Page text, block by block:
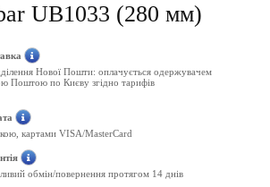
UB1033 (280 мм)
Нової Пошти: оплачується одержувачем
Поштою по Києву згідно тарифів
картами VISA/MasterCard
обмін/повернення протягом 14 днів